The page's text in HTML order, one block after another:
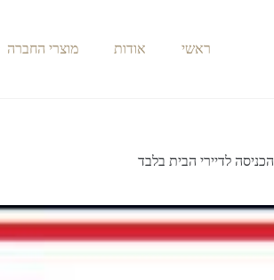
ראשי אודות מוצרי החברה
הכניסה לדיירי הבית בלבד